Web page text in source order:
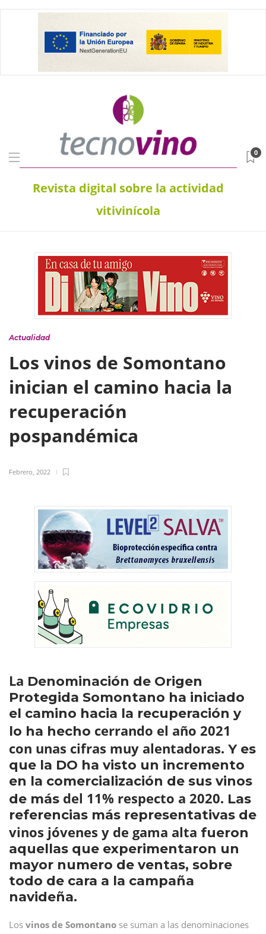
Revista digital sobre la actividad
vitivinícola
0
Actualidad
Los vinos de Somontano
inician el camino hacia la
recuperación
pospandémica
Febrero, 2022
La Denominación de Origen
Protegida Somontano ha iniciado
el camino hacia la recuperación y
lo ha hecho cerrando el año 2021
con unas cifras muy alentadoras. Y es
que la DO ha visto un incremento
en la comercialización de sus vinos
de más del 11% respecto a 2020. Las
referencias más representativas de
vinos jóvenes y de gama alta fueron
aquellas que experimentaron un
mayor numero de ventas, sobre
todo de cara a la campaña
navideña.
Los vinos de Somontano se suman a las denominaciones